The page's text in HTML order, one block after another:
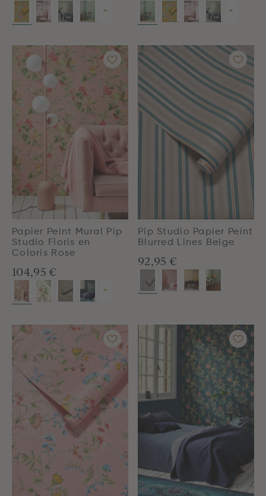
+ +
Papier Peint Mural Pip
Studio Floris en
Coloris Rose
104,95 €
+
Pip Studio Papier Peint
Blurred Lines Beige
92,95 €